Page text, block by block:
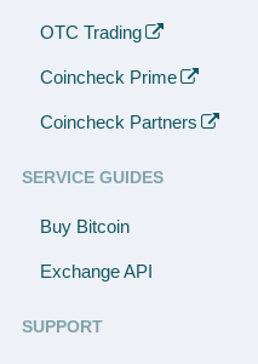
OTC Trading
Coincheck Prime
Coincheck Partners
SERVICE GUIDES
Buy Bitcoin
Exchange API
SUPPORT